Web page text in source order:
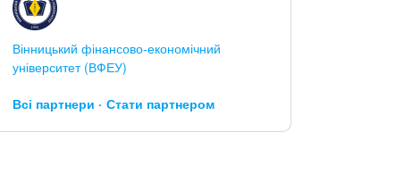
Вінницький фінансово-економічний
університет (ВФЕУ)
Всі партнери Стати партнером